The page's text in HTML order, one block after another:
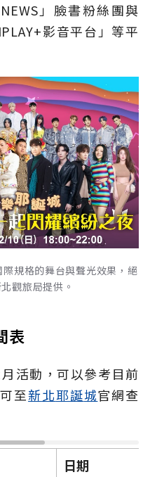
」臉書粉絲團與
影音平台」等平
規格的舞台與聲光效果，絕
觀旅局提供。
表
月活動，可以參考目前
至新北耶誕城官網查
日期